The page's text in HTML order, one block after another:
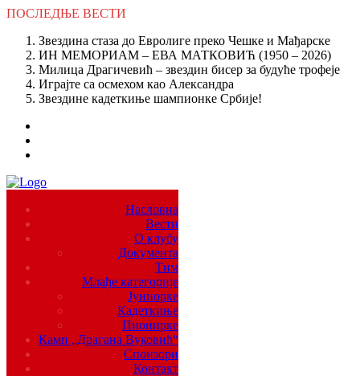
ПОСЛЕДЊЕ ВЕСТИ
Звездина стаза до Евролиге преко Чешке и Мађарске
ИН МЕМОРИАМ – ЕВА МАТКОВИЋ (1950 – 2026)
Милица Драгичевић – звездин бисер за будуће трофеје
Играјте са осмехом као Александра
Звездине кадеткиње шампионке Србије!
Насловна
Вести
О клубу
Документа
Тим
Млађе категорије
Јуниорке
Кадеткиње
Пионирке
Камп „Драгана Вуковић“
Спонзори
Контакт